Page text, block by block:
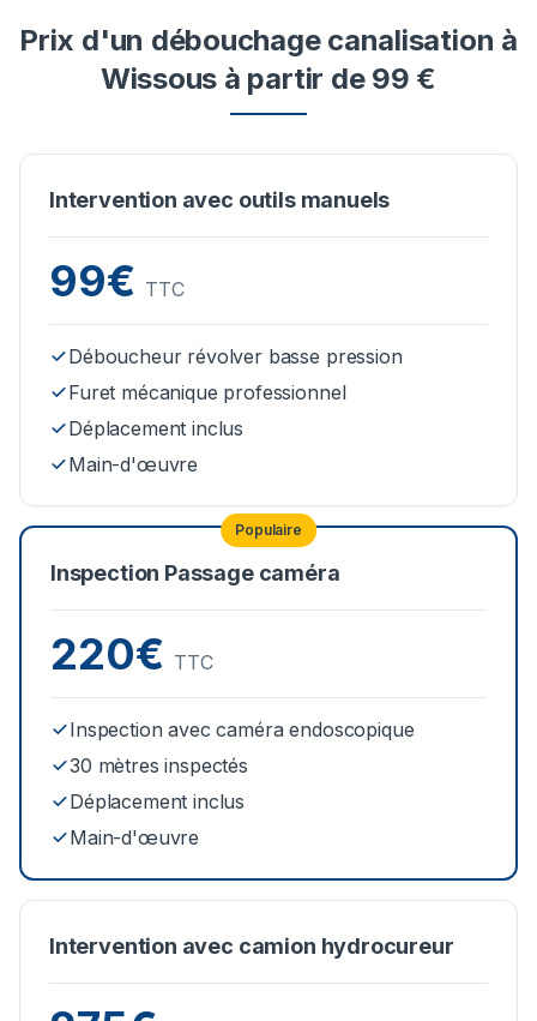
Prix d'un débouchage canalisation à
Wissous à partir de 99 €
Intervention avec outils manuels
99€ TTC
Déboucheur révolver basse pression
Furet mécanique professionnel
Déplacement inclus
Main-d'œuvre
Populaire
Inspection Passage caméra
220€ TTC
Inspection avec caméra endoscopique
30 mètres inspectés
Déplacement inclus
Main-d'œuvre
Intervention avec camion hydrocureur